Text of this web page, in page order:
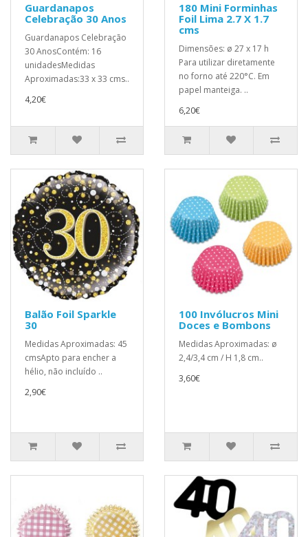
Guardanapos
Celebração 30 Anos
Guardanapos Celebração
30 AnosContém: 16
unidadesMedidas
Aproximadas:33 x 33 cms..
4,20€
180 Mini Forminhas
Foil Lima 2.7 X 1.7
cms
Dimensões: ø 27 x 17 h
Para utilizar diretamente
no forno até 220°C. Em
papel manteiga. ..
6,20€
Balão Foil Sparkle
30
Medidas Aproximadas: 45
cmsApto para encher a
hélio, não incluído ..
2,90€
100 Invólucros Mini
Doces e Bombons
Medidas Aproximadas: ø
2,4/3,4 cm / H 1,8 cm..
3,60€